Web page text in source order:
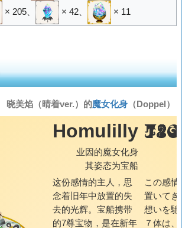
× 205、 × 42、 × 11
晓美焰（晴着ver.）的魔女化身（Doppel）
Homulilly
业因的魔女化身
其姿态为宝船
这份感情的主人，思
念着旧年中放置的失
去的光辉。宝船携带
的7尊宝物，是在新年
この感
置いてき
想いを馳
７体は